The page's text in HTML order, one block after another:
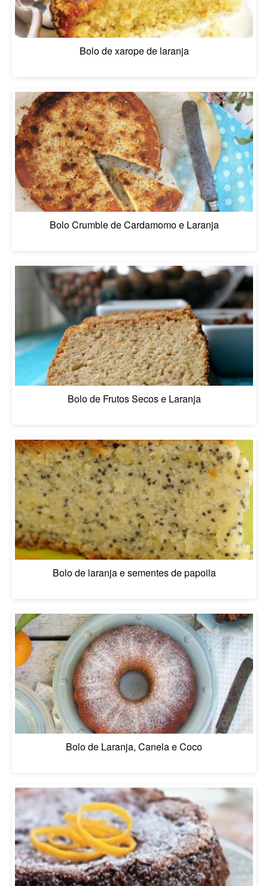
Bolo de xarope de laranja
Bolo Crumble de Cardamomo e Laranja
Bolo de Frutos Secos e Laranja
Bolo de laranja e sementes de papoila
Bolo de Laranja, Canela e Coco